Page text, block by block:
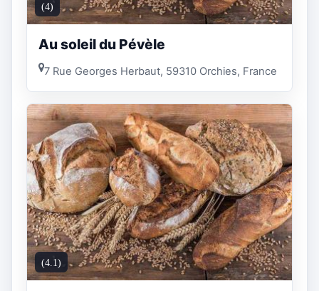
(4)
Au soleil du Pévèle
7 Rue Georges Herbaut, 59310 Orchies, France
(4.1)